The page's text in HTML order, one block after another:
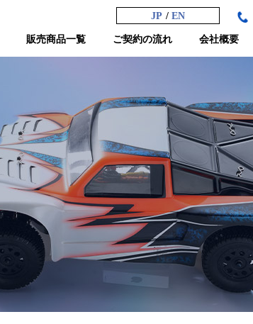
JP EN
販売商品一覧 ご契約の流れ 会社概要